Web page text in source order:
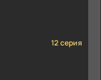
12 серия